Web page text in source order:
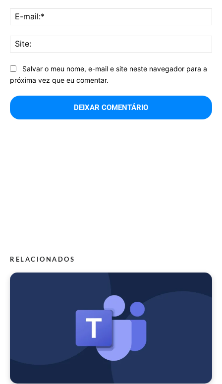
Salvar o meu nome, e-mail e site neste navegador para a
próxima vez que eu comentar.
RELACIONADOS